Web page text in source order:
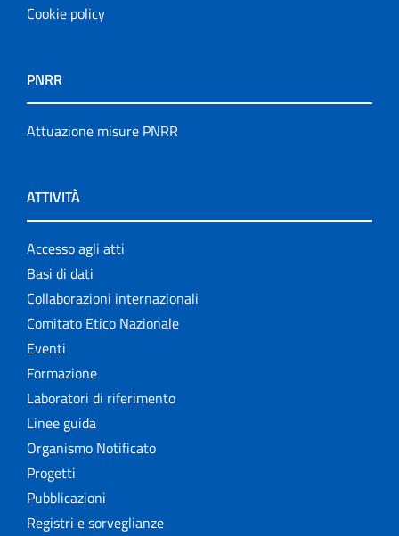
Cookie policy
PNRR
Attuazione misure PNRR
ATTIVITÀ
Accesso agli atti
Basi di dati
Collaborazioni internazionali
Comitato Etico Nazionale
Eventi
Formazione
Laboratori di riferimento
Linee guida
Organismo Notificato
Progetti
Pubblicazioni
Registri e sorveglianze